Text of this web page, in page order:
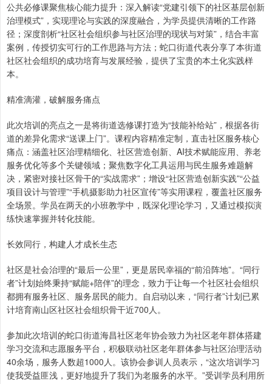
公共必修课聚焦核心能力提升：深入解读“党建引领下的社区基层创新
治理模式”，实现理论与实践的深度融合，为学员提供清晰的工作路
径；深度剖析“社区社会组织参与社区治理的现状与对策”，结合丰富
案例，传授切实可行的工作思路与方法；蛇口街道代表分享了本街道
社区社会组织的成功培育与发展经验，提供了宝贵的本土化实践样
本。
精准滴灌，破解服务痛点
此次培训的亮点之一是将街道选修课打造为“技能补给站”，根据各街
道的差异化需求“送课上门”。课程内容精准定制，直击社区服务核心
痛点：涵盖社区治理精细化、社区营造创新、AI技术赋能应用、养老
服务优化等多个关键领域；聚焦数字化工具运用与民生服务难题解
决，紧密对接社区骨干的“实战需求”；增设“社区营造创新实践”“公益
项目设计与管理”“手机摄影助力社区宣传”等实用课程，覆盖社区服务
全场景。学员在两天的小班教学中，既深化理论学习，又通过模拟演
练快速掌握并转化技能。
长效同行，构建人才成长生态
社区是社会治理的“最后一公里”，更是居民幸福的“前沿阵地”。“同行
者”计划始终秉持“赋能+陪伴”的理念，致力于让每一个社区社会组织
都拥有服务社区、服务居民的能力。自启动以来，“同行者”计划已累
计培育南山区社区社会组织骨干近700人。
参加此次培训的蛇口街道海昌社区老年协会致力为社区老年群体搭建
学习交流和志愿服务平台，积极联动社区老年群体参与社区治理活动
40余场，服务人数超1000人。该协会参训人员表示，“这次培训学习
使我受益匪浅，更好地提升了我们为老服务的水平。”受训学员利用所